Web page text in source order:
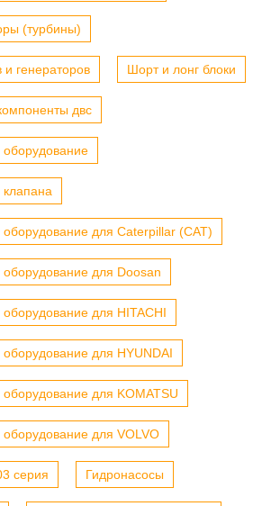
(турбины)
и генераторов Шорт и лонг блоки
двс
оборудование
клапана
оборудование для Caterpillar (CAT)
оборудование для Doosan
оборудование для HITACHI
оборудование для HYUNDAI
оборудование для KOMATSU
оборудование для VOLVO
серия Гидронасосы